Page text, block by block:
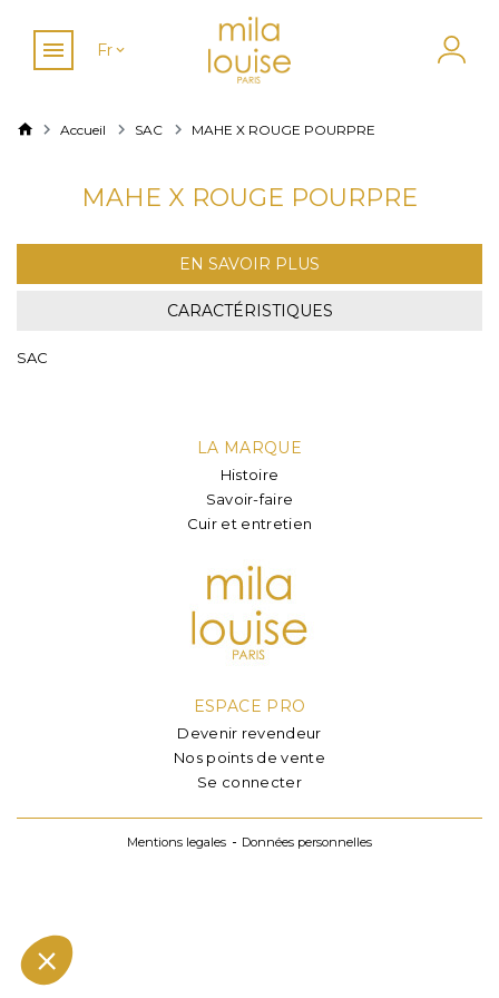
Fr
Accueil SAC MAHE X ROUGE POURPRE
MAHE X ROUGE POURPRE
EN SAVOIR PLUS
CARACTÉRISTIQUES
SAC
LA MARQUE
Histoire
Savoir-faire
Cuir et entretien
ESPACE PRO
Devenir revendeur
Nos points de vente
Se connecter
Mentions legales Données personnelles